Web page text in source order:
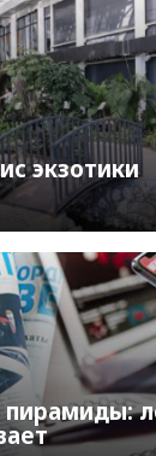
экзотики